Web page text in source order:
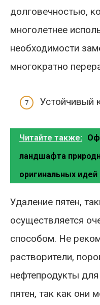
долговечностью,
многолетнее
необходимости
многократно
Устойчивый
Читайте также:
ландшафта
оригинальных идей
Удаление пятен,
осуществляется
способом. Не
растворители,
нефтепродукты
пятен, так как они